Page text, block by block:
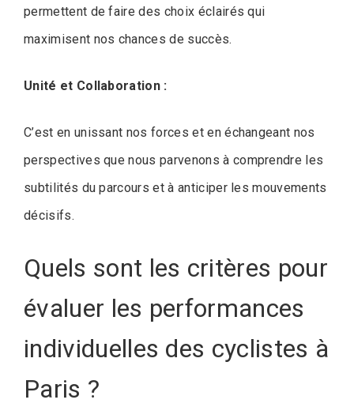
permettent de faire des choix éclairés qui
maximisent nos chances de succès.
Unité et Collaboration :
C’est en unissant nos forces et en échangeant nos
perspectives que nous parvenons à comprendre les
subtilités du parcours et à anticiper les mouvements
décisifs.
Quels sont les critères pour
évaluer les performances
individuelles des cyclistes à
Paris ?